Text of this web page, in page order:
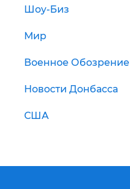
Шоу-Биз
Мир
Военное Обозрение
Новости Донбасса
США